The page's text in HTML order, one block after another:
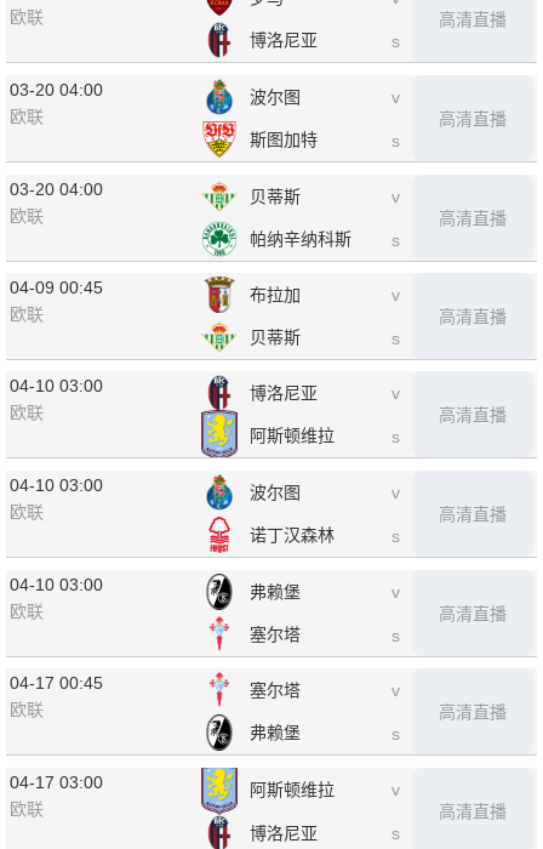
欧联
博洛尼亚 s
高清直播
03-20 04:00
欧联
波尔图
斯图加特
v
s
高清直播
03-20 04:00
欧联
贝蒂斯
帕纳辛纳科斯
v
s
高清直播
04-09 00:45
欧联
布拉加
贝蒂斯
v
s
高清直播
04-10 03:00
欧联
博洛尼亚
阿斯顿维拉
v
s
高清直播
04-10 03:00
欧联
波尔图
诺丁汉森林
v
s
高清直播
04-10 03:00
欧联
弗赖堡
塞尔塔
v
s
高清直播
04-17 00:45
欧联
塞尔塔
弗赖堡
v
s
高清直播
04-17 03:00
欧联
阿斯顿维拉
博洛尼亚
v
s
高清直播